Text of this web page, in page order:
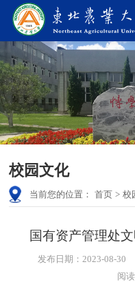
校园文化
当前您的位置： 首页 > 校
国有资产管理处
发布日期：2023-08-30
阅